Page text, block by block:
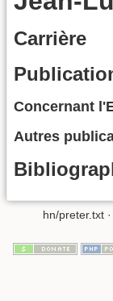
Carrière
Concernant
Autres
hn/preter.txt